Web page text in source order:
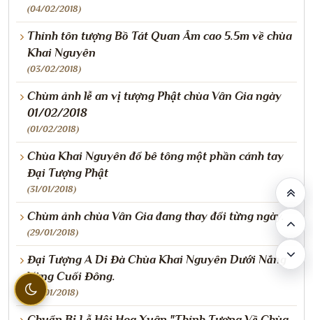
(04/02/2018)
Thỉnh tôn tượng Bồ Tát Quan Âm cao 5.5m về chùa
Khai Nguyên
(03/02/2018)
Chùm ảnh lễ an vị tượng Phật chùa Vân Gia ngày
01/02/2018
(01/02/2018)
Chùa Khai Nguyên đổ bê tông một phần cánh tay
Đại Tượng Phật
(31/01/2018)
Chùm ảnh chùa Vân Gia đang thay đổi từng ngày.
(29/01/2018)
Đại Tượng A Di Đà Chùa Khai Nguyên Dưới Nắng
Vàng Cuối Đông.
(25/01/2018)